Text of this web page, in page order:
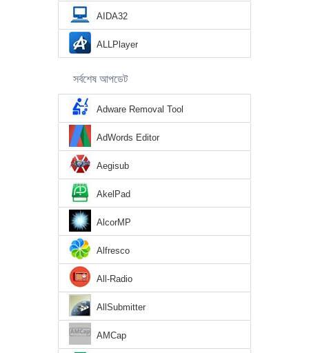
AIDA32
ALLPlayer
সর্বশেষ আপডেট
Adware Removal Tool
AdWords Editor
Aegisub
AkelPad
AlcorMP
Alfresco
All-Radio
AllSubmitter
AMCap